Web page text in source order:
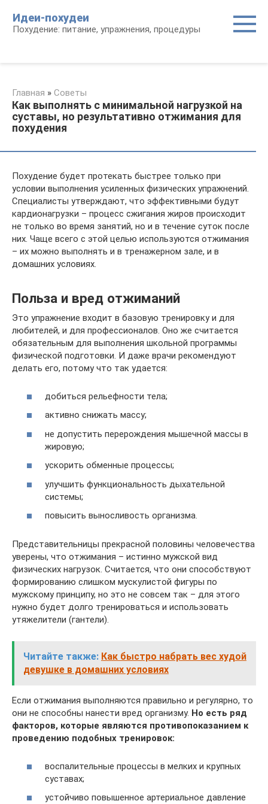
контенту
Идеи-похудеи
Похудение: питание, упражнения, процедуры
Главная » Советы
Как выполнять с минимальной нагрузкой на
суставы, но результативно отжимания для
похудения
Похудение будет протекать быстрее только при
условии выполнения усиленных физических упражнений.
Специалисты утверждают, что эффективными будут
кардионагрузки – процесс сжигания жиров происходит
не только во время занятий, но и в течение суток после
них. Чаще всего с этой целью используются отжимания
– их можно выполнять и в тренажерном зале, и в
домашних условиях.
Польза и вред отжиманий
Это упражнение входит в базовую тренировку и для
любителей, и для профессионалов. Оно же считается
обязательным для выполнения школьной программы
физической подготовки. И даже врачи рекомендуют
делать его, потому что так удается:
добиться рельефности тела;
активно снижать массу;
не допустить перерождения мышечной массы в
жировую;
ускорить обменные процессы;
улучшить функциональность дыхательной
системы;
повысить выносливость организма.
Представительницы прекрасной половины человечества
уверены, что отжимания – истинно мужской вид
физических нагрузок. Считается, что они способствуют
формированию слишком мускулистой фигуры по
мужскому принципу, но это не совсем так – для этого
нужно будет долго тренироваться и использовать
утяжелители (гантели).
Читайте также: Как быстро набрать вес худой
девушке в домашних условиях
Если отжимания выполняются правильно и регулярно, то
они не способны нанести вред организму. Но есть ряд
факторов, которые являются противопоказанием к
проведению подобных тренировок:
воспалительные процессы в мелких и крупных
суставах;
устойчиво повышенное артериальное давление